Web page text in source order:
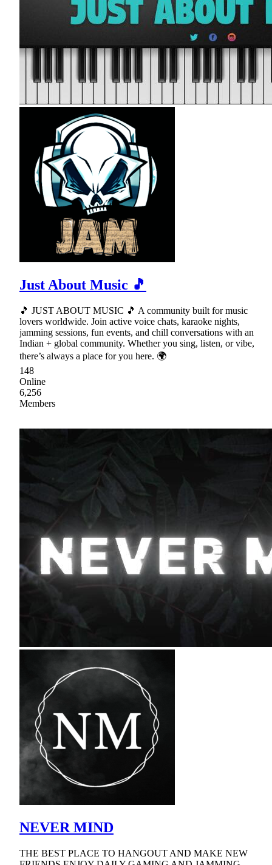
Just About Music 🎵
🎵 JUST ABOUT MUSIC 🎵 A community built for music
lovers worldwide. Join active voice chats, karaoke nights,
jamming sessions, fun events, and chill conversations with an
Indian + global community. Whether you sing, listen, or vibe,
there’s always a place for you here. 🌍
148
Online
6,256
Members
NEVER MIND
THE BEST PLACE TO HANGOUT AND MAKE NEW